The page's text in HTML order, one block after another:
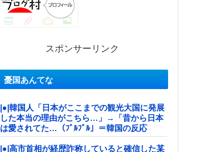
スポンサーリンク
憂国あんてな
|●|韓国人「日本がここまでの観光大国に発展
した本当の理由がこちら…」→「昔から日本
は愛されてた…（ﾌﾞﾙﾌﾞﾙ」＝韓国の反応
|●|高市首相が経歴詐称していると確信した某